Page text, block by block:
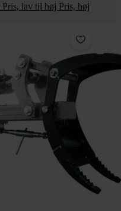
Pris, lav til høj Pris, høj